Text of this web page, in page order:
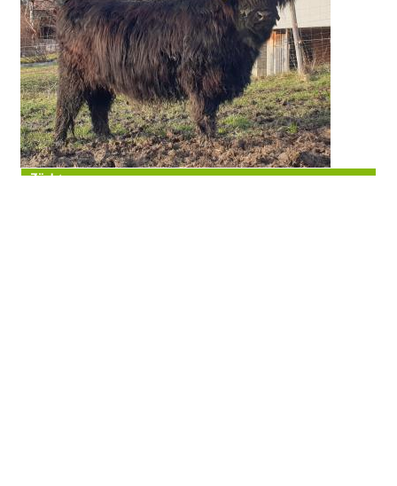
Züchter